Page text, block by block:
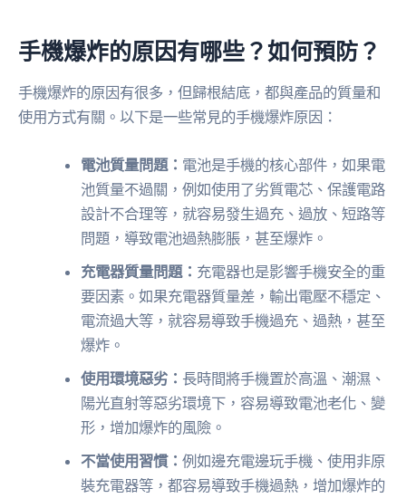
手機爆炸的原因有哪些？如何預防？
手機爆炸的原因有很多，但歸根結底，都與產品的質量和
使用方式有關。以下是一些常見的手機爆炸原因：
電池質量問題： 電池是手機的核心部件，如果電
池質量不過關，例如使用了劣質電芯、保護電路
設計不合理等，就容易發生過充、過放、短路等
問題，導致電池過熱膨脹，甚至爆炸。
充電器質量問題： 充電器也是影響手機安全的重
要因素。如果充電器質量差，輸出電壓不穩定、
電流過大等，就容易導致手機過充、過熱，甚至
爆炸。
使用環境惡劣： 長時間將手機置於高溫、潮濕、
陽光直射等惡劣環境下，容易導致電池老化、變
形，增加爆炸的風險。
不當使用習慣：例如邊充電邊玩手機、使用非原
裝充電器等，都容易導致手機過熱，增加爆炸的